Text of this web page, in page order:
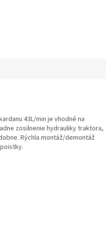
43L/min je vhodné na
zosilnenie hydrauliky traktora,
Rýchla montáž/demontáž